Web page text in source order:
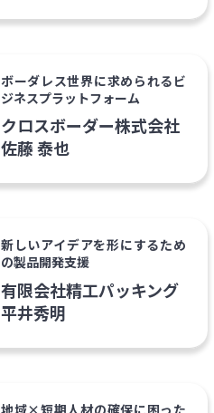
ボーダレス世界に求められるビ
ジネスプラットフォーム
クロスボーダー株式会社
佐藤 泰也
新しいアイデアを形にするため
の製品開発支援
有限会社精工パッキング
平井秀明
地域×短期人材の確保に困った